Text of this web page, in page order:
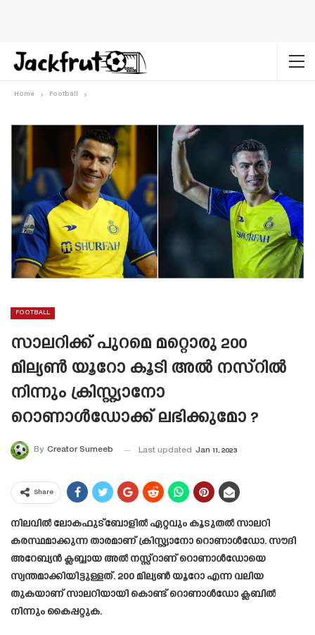
Home Football
FOOTBALL
സാലറിക്ക് പുറമെ മറ്റൊരു 200
മില്യൺ യൂറോ കൂടി അൽ നസ്റിൽ
നിന്നും ക്രിസ്റ്റ്യാനോ
റൊണാൾഡോക്ക് ലഭിക്കുമോ ?
By Creator Sumeeb Last updated Jan 11, 2023
Share
നിലവിൽ ലോകഫുട്ബോളിൽ ഏറ്റവും കൂടുതൽ സാലറി
കരസ്ഥമാക്കുന്ന താരമാണ് ക്രിസ്റ്റ്യാനോ റൊണാൾഡോ. സൗദി
അറേബ്യൻ ക്ലബ്ബായ അൽ നസ്സ്റാണ് റൊണാൾഡോയെ
സ്വന്തമാക്കിയിട്ടുള്ളത്. 200 മില്യൺ യൂറോ എന്ന വലിയ
തുകയാണ് സാലറിയായി കൊണ്ട് റൊണാൾഡോ ക്ലബിൽ
നിന്നും കൈപ്പറ്റുക.